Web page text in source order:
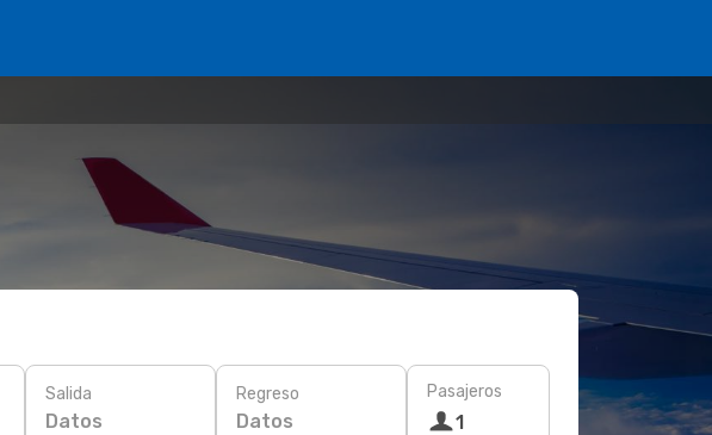
Salida
Datos
Regreso
Datos
Pasajeros
1